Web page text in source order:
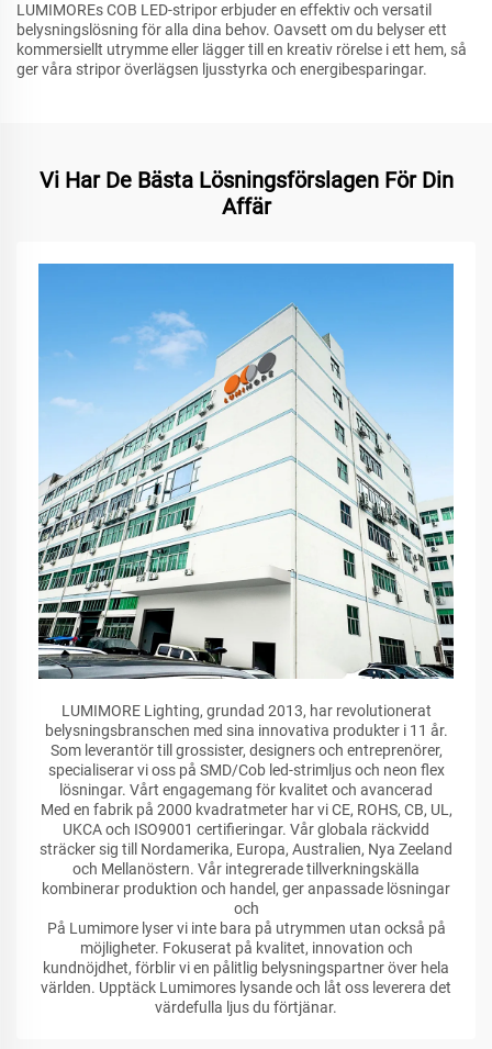
LUMIMOREs COB LED-stripor erbjuder en effektiv och versatil
belysningslösning för alla dina behov. Oavsett om du belyser ett
kommersiellt utrymme eller lägger till en kreativ rörelse i ett hem, så
ger våra stripor överlägsen ljusstyrka och energibesparingar.
Vi Har De Bästa Lösningsförslagen För Din
Affär
LUMIMORE Lighting, grundad 2013, har revolutionerat
belysningsbranschen med sina innovativa produkter i 11 år.
Som leverantör till grossister, designers och entreprenörer,
specialiserar vi oss på SMD/Cob led-strimljus och neon flex
lösningar. Vårt engagemang för kvalitet och avancerad
Med en fabrik på 2000 kvadratmeter har vi CE, ROHS, CB, UL,
UKCA och ISO9001 certifieringar. Vår globala räckvidd
sträcker sig till Nordamerika, Europa, Australien, Nya Zeeland
och Mellanöstern. Vår integrerade tillverkningskälla
kombinerar produktion och handel, ger anpassade lösningar
och
På Lumimore lyser vi inte bara på utrymmen utan också på
möjligheter. Fokuserat på kvalitet, innovation och
kundnöjdhet, förblir vi en pålitlig belysningspartner över hela
världen. Upptäck Lumimores lysande och låt oss leverera det
värdefulla ljus du förtjänar.